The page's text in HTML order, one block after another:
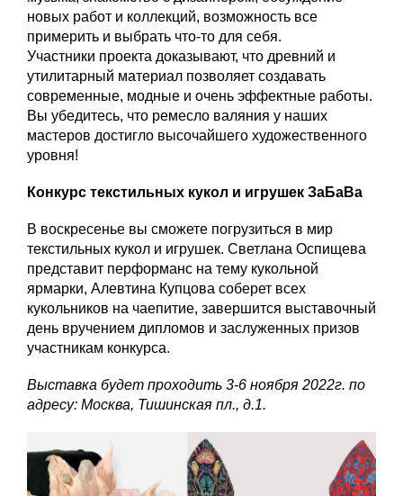
новых работ и коллекций, возможность все
примерить и выбрать что-то для себя.
Участники проекта доказывают, что древний и
утилитарный материал позволяет создавать
современные, модные и очень эффектные работы.
Вы убедитесь, что ремесло валяния у наших
мастеров достигло высочайшего художественного
уровня!
Конкурс текстильных кукол и игрушек ЗаБаВа
В воскресенье вы сможете погрузиться в мир
текстильных кукол и игрушек. Светлана Оспищева
представит перформанс на тему кукольной
ярмарки, Алевтина Купцова соберет всех
кукольников на чаепитие, завершится выставочный
день вручением дипломов и заслуженных призов
участникам конкурса.
Выставка будет проходить 3-6 ноября 2022г. по
адресу: Москва, Тишинская пл., д.1.